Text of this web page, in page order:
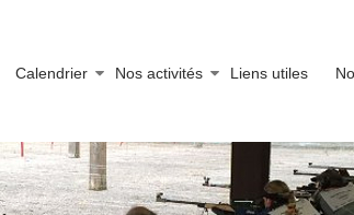
Calendrier Nos activités Liens utiles